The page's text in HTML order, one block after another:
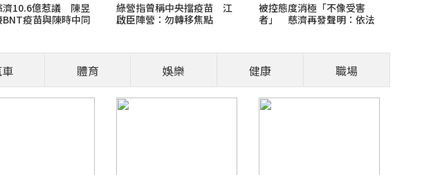
濟10.6億惹議 陳昱
疫苗與陳時中同
綠營指曾稱中央擋疫苗 江
啟臣陣營：勿轉移焦點
被控態度消極「不像受害
者」 慈濟再發聲明：依法
體育 娛樂 健康 職場